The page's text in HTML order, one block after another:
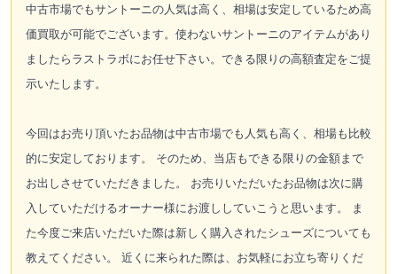
中古市場でもサントーニの人気は高く、相場は安定しているため高
価買取が可能でございます。使わないサントーニのアイテムがあり
ましたらラストラボにお任せ下さい。できる限りの高額査定をご提
示いたします。
今回はお売り頂いたお品物は中古市場でも人気も高く、相場も比較
的に安定しております。 そのため、当店もできる限りの金額まで
お出しさせていただきました。 お売りいただいたお品物は次に購
入していただけるオーナー様にお渡ししていこうと思います。 ま
た今度ご来店いただいた際は新しく購入されたシューズについても
教えてください。 近くに来られた際は、お気軽にお立ち寄りくだ